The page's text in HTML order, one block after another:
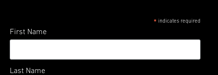
* indicates required
First Name
Last Name